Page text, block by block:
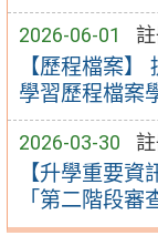
2026-06-01
【歷程檔案
學習歷程檔案
2026-03-30
【升學重要
「第二階段